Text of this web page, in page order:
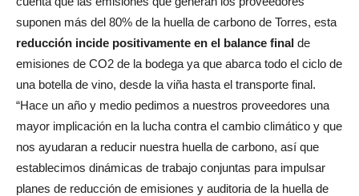
suponen más del 80% de la huella de carbono de Torres, esta
reducción incide positivamente en el balance final de
emisiones de CO2 de la bodega ya que abarca todo el ciclo de
una botella de vino, desde la viña hasta el transporte final.
“Hace un año y medio pedimos a nuestros proveedores una
mayor implicación en la lucha contra el cambio climático y que
nos ayudaran a reducir nuestra huella de carbono, así que
establecimos dinámicas de trabajo conjuntas para impulsar
planes de reducción de emisiones y auditoria de la huella de